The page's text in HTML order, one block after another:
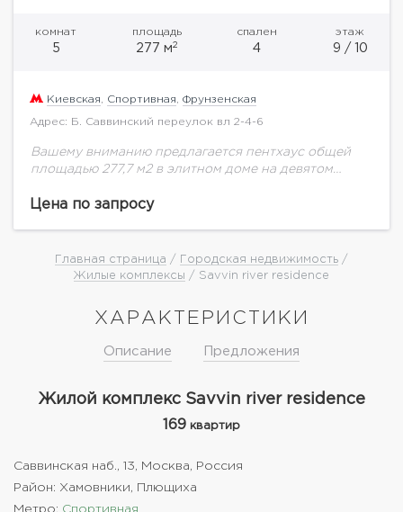
комнат
5
площадь
277 м2
спален
4
этаж
9 / 10
Киевская Спортивная Фрунзенская
Адрес: Б. Саввинский переулок вл 2-4-6
Вашему вниманию предлагается пентхаус общей
площадью 277,7 м2 в элитном доме на девятом
потолками - 3,35 м.,В домах применяется
Цена по запросу
Главная страница / Городская недвижимость /
Жилые комплексы / Savvin river residence
ХАРАКТЕРИСТИКИ
Описание Предложения
Жилой комплекс Savvin river residence
169 квартир
Саввинская наб., 13, Москва, Россия
Район: Хамовники, Плющиха
Метро: Спортивная